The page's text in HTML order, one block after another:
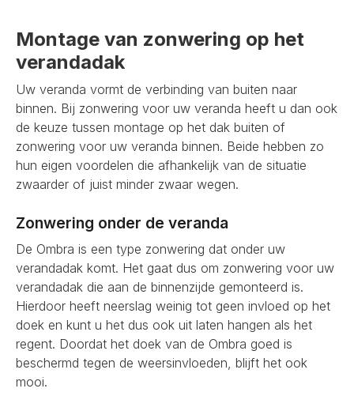
Montage van zonwering op het
verandadak
Uw veranda vormt de verbinding van buiten naar
binnen. Bij zonwering voor uw veranda heeft u dan ook
de keuze tussen montage op het dak buiten of
zonwering voor uw veranda binnen. Beide hebben zo
hun eigen voordelen die afhankelijk van de situatie
zwaarder of juist minder zwaar wegen.
Zonwering onder de veranda
De Ombra is een type zonwering dat onder uw
verandadak komt. Het gaat dus om zonwering voor uw
verandadak die aan de binnenzijde gemonteerd is.
Hierdoor heeft neerslag weinig tot geen invloed op het
doek en kunt u het dus ook uit laten hangen als het
regent. Doordat het doek van de Ombra goed is
beschermd tegen de weersinvloeden, blijft het ook
mooi.